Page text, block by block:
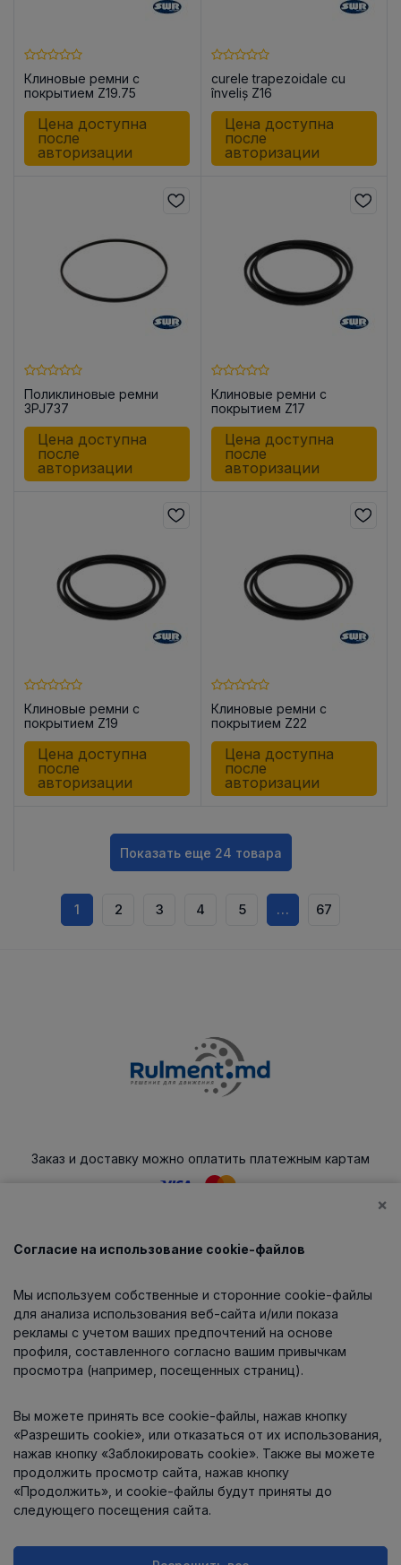
Клиновые ремни с
покрытием Z19.75
Цена доступна
после
авторизации
curele trapezoidale cu
înveliș Z16
Цена доступна
после
авторизации
Поликлиновые ремни
3PJ737
Цена доступна
после
авторизации
Клиновые ремни с
покрытием Z17
Цена доступна
после
авторизации
Клиновые ремни с
покрытием Z19
Цена доступна
после
авторизации
Клиновые ремни с
покрытием Z22
Цена доступна
после
авторизации
Показать еще 24 товара
1 2 3 4 5 … 67
Заказ и доставку можно оплатить платежным картам
Каталог
О компании
Информация
Контакты
×
Согласие на использование cookie-файлов
Мы используем собственные и сторонние cookie-файлы
для анализа использования веб-сайта и/или показа
рекламы с учетом ваших предпочтений на основе
профиля, составленного согласно вашим привычкам
просмотра (например, посещенных страниц).
Вы можете принять все cookie-файлы, нажав кнопку
«Разрешить cookie», или отказаться от их использования,
нажав кнопку «Заблокировать cookie». Также вы можете
продолжить просмотр сайта, нажав кнопку
«Продолжить», и cookie-файлы будут приняты до
следующего посещения сайта.